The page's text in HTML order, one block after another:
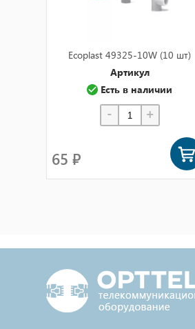
Ecoplast 49325-10W (10 шт)
Артикул
Есть в наличии
- +
65 ₽